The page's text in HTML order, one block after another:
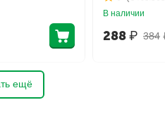
В наличии
384
288₽
ещё